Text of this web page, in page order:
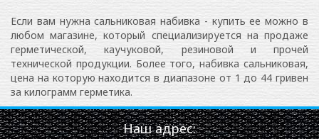
Если вам нужна сальниковая набивка - купить ее можно в
любом магазине, который специализируется на продаже
герметической, каучуковой, резиновой и прочей
технической продукции. Более того, набивка сальниковая,
цена на которую находится в диапазоне от 1 до 44 гривен
за килограмм герметика.
Наш адрес: